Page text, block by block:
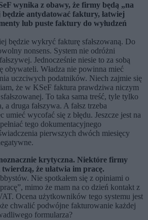
wynika z obawy, że firmy będą „na
antydatować faktury, łatwiej
lub puste faktury do wyłudzeń
będzie wykryć fakturę sfałszowaną. Do
nonsens. System nie odróżni
Jednocześnie niesie to za sobą
obywateli. Władza nie powinna mieć
uczciwych podatników. Niech zajmie się
że w KSeF faktura prawdziwa niczym
To taka sama treść, tyle tylko
a druga fałszywa. A fałsz trzeba
umieć wycofać się z błędu. Jeszcze jest na
tego dokumentacyjnego
pierwszych dwóch miesięcy
krytyczna. Niektóre firmy
że ułatwia im pracę.
Nie spotkałem się z opiniami o
mimo że mam na co dzień kontakt z
Ocena użytkowników tego systemu jest
chwalić podwójne fakturowanie każdej
formularza?